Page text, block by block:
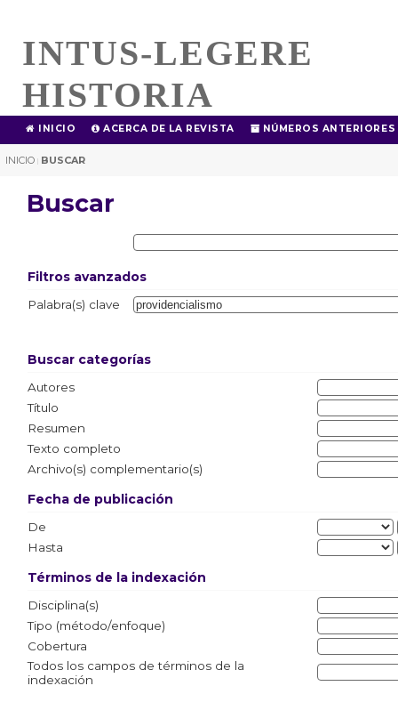
INTUS-LEGERE
HISTORIA
INICIO ACERCA DE LA REVISTA NÚMEROS ANTERIORES
INICIO | BUSCAR
Buscar
Filtros avanzados
Palabra(s) clave
Buscar categorías
Autores
Título
Resumen
Texto completo
Archivo(s) complementario(s)
Fecha de publicación
De
Hasta
Términos de la indexación
Disciplina(s)
Tipo (método/enfoque)
Cobertura
Todos los campos de términos de la
indexación